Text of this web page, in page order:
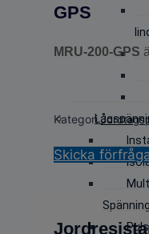
GPS
MRU-200-GPS
Kategori
Skicka